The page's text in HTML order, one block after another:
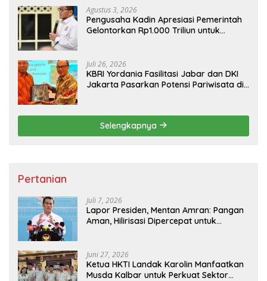
Agustus 3, 2026
Pengusaha Kadin Apresiasi Pemerintah
Gelontorkan Rp1.000 Triliun untuk
Juli 26, 2026
KBRI Yordania Fasilitasi Jabar dan DKI
Jakarta Pasarkan Potensi Pariwisata di
Selengkapnya
Pertanian
Juli 7, 2026
Lapor Presiden, Mentan Amran: Pangan
Aman, Hilirisasi Dipercepat untuk
Juni 27, 2026
Ketua HKTI Landak Karolin Manfaatkan
Musda Kalbar untuk Perkuat Sektor